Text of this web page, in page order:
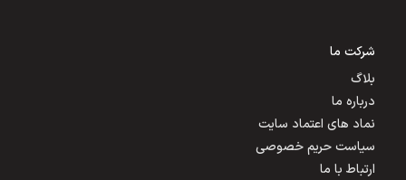
شرکت ما
بلاگ
درباره ما
نماد های اعتماد سایت
سیاست حریم خصوصی
ارتباط با ما